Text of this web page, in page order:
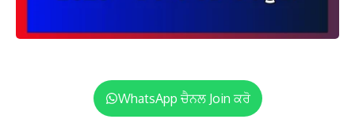
WhatsApp ਚੈਨਲ Join ਕਰੋ